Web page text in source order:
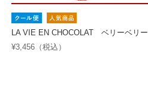
LA VIE EN CHOCOLAT ベリーベリー
¥3,456（税込）